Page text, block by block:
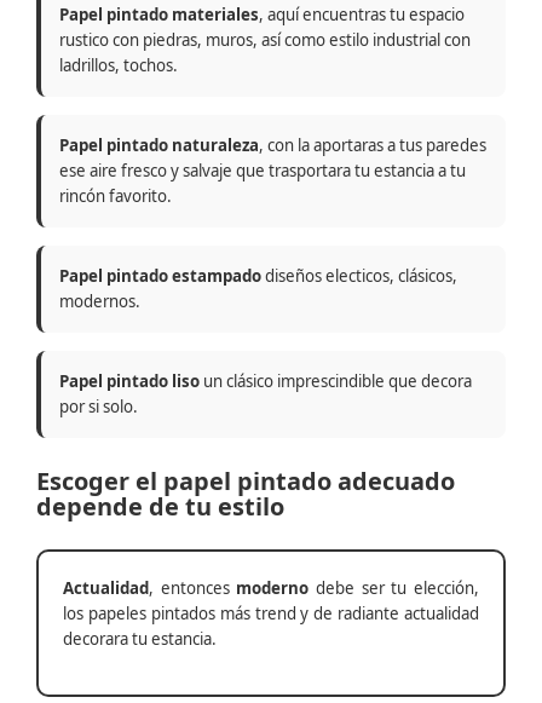
Papel pintado materiales, aquí encuentras tu espacio
rustico con piedras, muros, así como estilo industrial con
ladrillos, tochos.
Papel pintado naturaleza, con la aportaras a tus paredes
ese aire fresco y salvaje que trasportara tu estancia a tu
rincón favorito.
Papel pintado estampadodiseños electicos, clásicos,
modernos.
Papel pintado liso un clásico imprescindible que decora
por si solo.
Escoger el papel pintado adecuado
depende de tu estilo
Actualidad, entonces moderno debe ser tu elección,
los papeles pintados más trend y de radiante actualidad
decorara tu estancia.